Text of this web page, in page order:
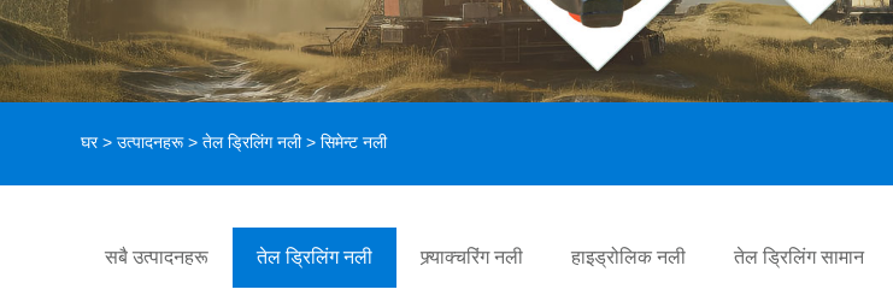
घर > उत्पादनहरू>तेल ड्रिलिंग नली> सिमेन्ट नली
सबै उत्पादनहरू तेल ड्रिलिंग नली फ्र्याक्चरिंग नली हाइड्रोलिक नली तेल ड्रिलिंग सामान